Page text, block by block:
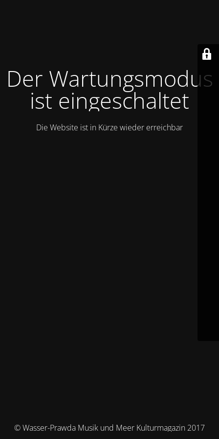
Der Wartungsmodus
ist eingeschaltet
Die Website ist in Kürze wieder erreichbar
© Wasser-Prawda Musik und Meer Kulturmagazin 2017